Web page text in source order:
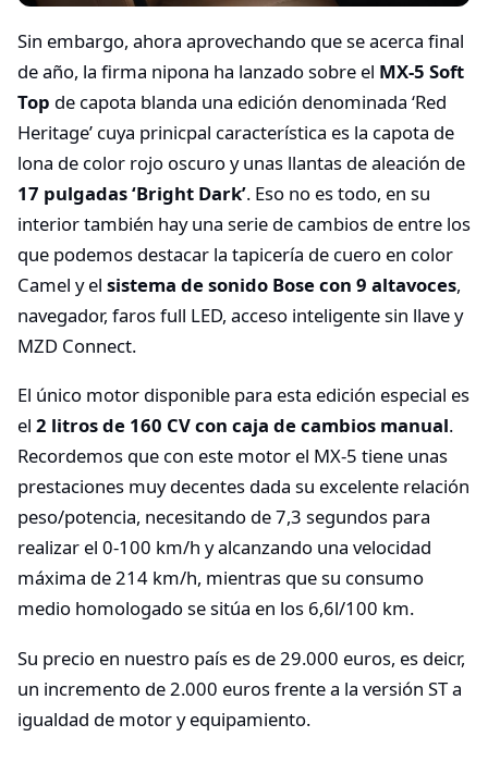
Sin embargo, ahora aprovechando que se acerca final
de año, la firma nipona ha lanzado sobre el MX-5 Soft
Top de capota blanda una edición denominada ‘Red
Heritage’ cuya prinicpal característica es la capota de
lona de color rojo oscuro y unas llantas de aleación de
17 pulgadas ‘Bright Dark’. Eso no es todo, en su
interior también hay una serie de cambios de entre los
que podemos destacar la tapicería de cuero en color
Camel y el sistema de sonido Bose con 9 altavoces,
navegador, faros full LED, acceso inteligente sin llave y
MZD Connect.
El único motor disponible para esta edición especial es
el 2 litros de 160 CV con caja de cambios manual.
Recordemos que con este motor el MX-5 tiene unas
prestaciones muy decentes dada su excelente relación
peso/potencia, necesitando de 7,3 segundos para
realizar el 0-100 km/h y alcanzando una velocidad
máxima de 214 km/h, mientras que su consumo
medio homologado se sitúa en los 6,6l/100 km.
Su precio en nuestro país es de 29.000 euros, es deicr,
un incremento de 2.000 euros frente a la versión ST a
igualdad de motor y equipamiento.